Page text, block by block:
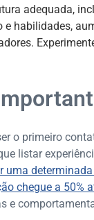
adequada,
e habilidades,
o primeiro
listar
uma
chegue a 50%
e